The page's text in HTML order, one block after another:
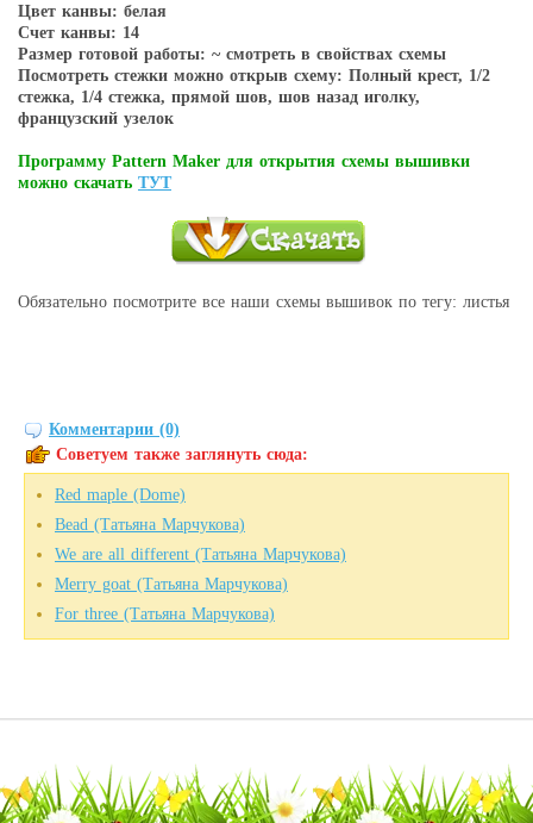
Цвет канвы: белая
Счет канвы: 14
Размер готовой работы: ~ смотреть в свойствах схемы
Посмотреть стежки можно открыв схему: Полный крест, 1/2
стежка, 1/4 стежка, прямой шов, шов назад иголку,
французский узелок
Программу Pattern Maker для открытия схемы вышивки
можно скачать ТУТ
Обязательно посмотрите все наши схемы вышивок по тегу: листья
Комментарии (0)
Советуем также заглянуть сюда:
Red maple (Dome)
Bead (Татьяна Марчукова)
We are all different (Татьяна Марчукова)
Merry goat (Татьяна Марчукова)
For three (Татьяна Марчукова)